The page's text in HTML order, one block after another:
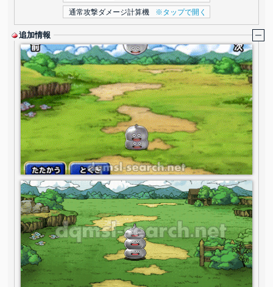
通常攻撃ダメージ計算機 ※タップで開く
追加情報